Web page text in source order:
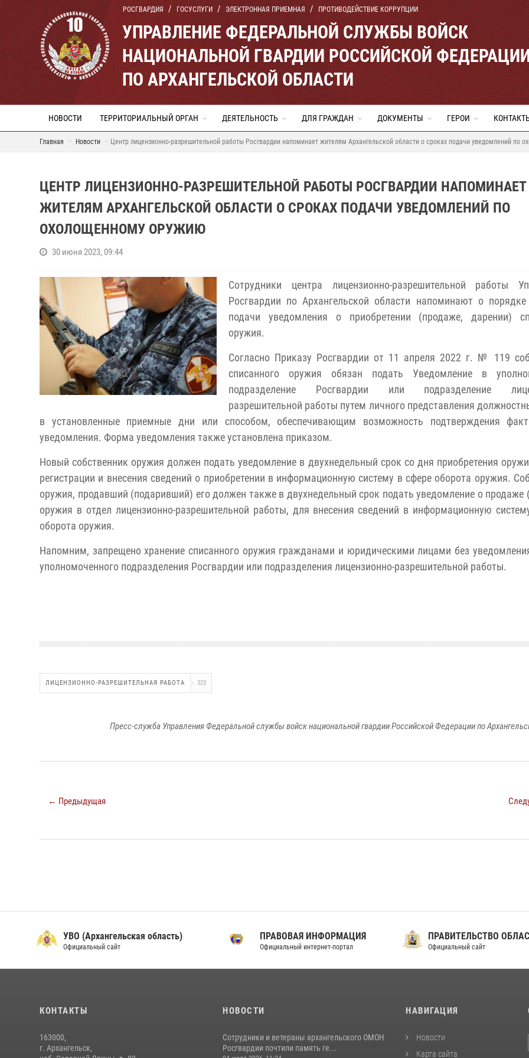
РОСГВАРДИЯ ГОСУСЛУГИ ЭЛЕКТРОННАЯ ПРИЕМНАЯ ПРОТИВОДЕЙСТВИЕ КОРРУПЦИИ
УПРАВЛЕНИЕ ФЕДЕРАЛЬНОЙ СЛУЖБЫ ВОЙСК
НАЦИОНАЛЬНОЙ ГВАРДИИ РОССИЙСКОЙ
ПО АРХАНГЕЛЬСКОЙ ОБЛАСТИ
НОВОСТИ ТЕРРИТОРИАЛЬНЫЙ ОРГАН ДЕЯТЕЛЬНОСТЬ ДЛЯ ГРАЖДАН ДОКУМЕНТЫ ГЕРОИ
Главная Новости Центр лицензионно-разрешительной работы Росгвардии напоминает жителям Архангельской области о сроках подачи уведомлений по
ЦЕНТР ЛИЦЕНЗИОННО-РАЗРЕШИТЕЛЬНОЙ РАБОТЫ РОСГВАРДИИ НАПОМИНАЕТ
ЖИТЕЛЯМ АРХАНГЕЛЬСКОЙ ОБЛАСТИ О СРОКАХ ПОДАЧИ УВЕДОМЛЕНИЙ ПО
ОХОЛОЩЕННОМУ ОРУЖИЮ
30 июня 2023, 09:44
Сотрудники центра лицензионно-разрешительной работы
Росгвардии по Архангельской области напоминают о
подачи уведомления о приобретении (продаже, дарении)
оружия.
Согласно Приказу Росгвардии от 11 апреля 2022 г. № 119
списанного оружия обязан подать Уведомление в
подразделение Росгвардии или подразделение
разрешительной работы путем личного представления
в установленные приемные дни или способом, обеспечивающим возможность подтверждения
уведомления. Форма уведомления также установлена приказом.
Новый собственник оружия должен подать уведомление в двухнедельный срок со дня приобретения
регистрации и внесения сведений о приобретении в информационную систему в сфере оборота оружия.
оружия, продавший (подаривший) его должен также в двухнедельный срок подать уведомление о продаже
оружия в отдел лицензионно-разрешительной работы, для внесения сведений в информационную
оборота оружия.
Напомним, запрещено хранение списанного оружия гражданами и юридическими лицами без
уполномоченного подразделения Росгвардии или подразделения лицензионно-разрешительной работы.
ЛИЦЕНЗИОННО-РАЗРЕШИТЕЛЬНАЯ РАБОТА 323
Пресс-служба Управления Федеральной службы войск национальной гвардии Российской Федерации по
← Предыдущая
УВО (Архангельская область)
Официальный сайт
ПРАВОВАЯ ИНФОРМАЦИЯ
Официальный интернет-портал
ПРАВИТЕЛЬСТВО
Официальный сайт
КОНТАКТЫ
163000,
г. Архангельск,
НОВОСТИ
Сотрудники и ветераны архангельского ОМОН
Росгвардии почтили память ге...
НАВИГАЦИЯ
Новости
Карта сайта